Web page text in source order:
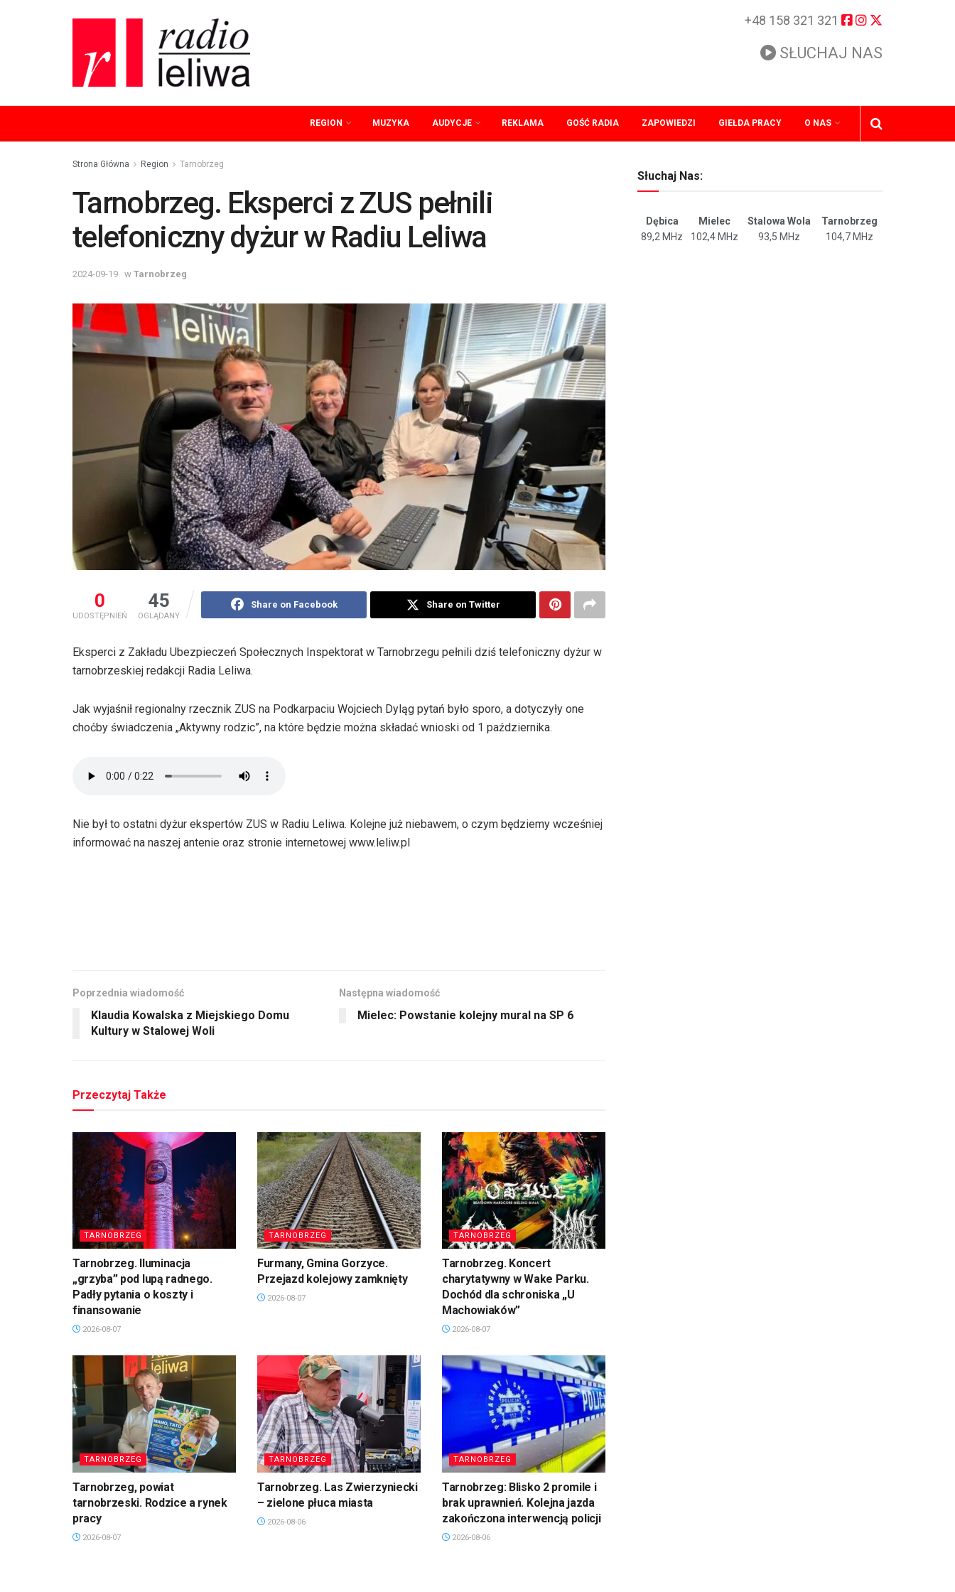
+48 158 321 321
SŁUCHAJ NAS
REGION MUZYKA AUDYCJE REKLAMA GOŚĆ RADIA ZAPOWIEDZI GIEŁDA PRACY O NAS
Strona Główna Region Tarnobrzeg
Tarnobrzeg. Eksperci z ZUS pełnili
telefoniczny dyżur w Radiu Leliwa
2024-09-19 w Tarnobrzeg
0
UDOSTĘPNIEŃ
45
OGLĄDANY
Share on Facebook Share on Twitter
Eksperci z Zakładu Ubezpieczeń Społecznych Inspektorat w Tarnobrzegu pełnili dziś telefoniczny dyżur w
tarnobrzeskiej redakcji Radia Leliwa.
Jak wyjaśnił regionalny rzecznik ZUS na Podkarpaciu Wojciech Dyląg pytań było sporo, a dotyczyły one
choćby świadczenia „Aktywny rodzic”, na które będzie można składać wnioski od 1 października.
Nie był to ostatni dyżur ekspertów ZUS w Radiu Leliwa. Kolejne już niebawem, o czym będziemy wcześniej
informować na naszej antenie oraz stronie internetowej www.leliw.pl
Poprzednia wiadomość
Klaudia Kowalska z Miejskiego Domu
Kultury w Stalowej Woli
Następna wiadomość
Mielec: Powstanie kolejny mural na SP 6
Przeczytaj Także
TARNOBRZEG
Tarnobrzeg. Iluminacja
„grzyba” pod lupą radnego.
Padły pytania o koszty i
finansowanie
2026-08-07
TARNOBRZEG
Furmany, Gmina Gorzyce.
Przejazd kolejowy zamknięty
2026-08-07
TARNOBRZEG
Tarnobrzeg. Koncert
charytatywny w Wake Parku.
Dochód dla schroniska „U
Machowiaków”
2026-08-07
TARNOBRZEG
Tarnobrzeg, powiat
tarnobrzeski. Rodzice a rynek
pracy
2026-08-07
TARNOBRZEG
Tarnobrzeg. Las Zwierzyniecki
– zielone płuca miasta
2026-08-06
TARNOBRZEG
Tarnobrzeg: Blisko 2 promile i
brak uprawnień. Kolejna jazda
zakończona interwencją policji
2026-08-06
Słuchaj Nas:
Dębica Mielec Stalowa Wola
Tarnobrzeg
89,2 MHz
102,4 MHz 93,5 MHz 104,7 MHz